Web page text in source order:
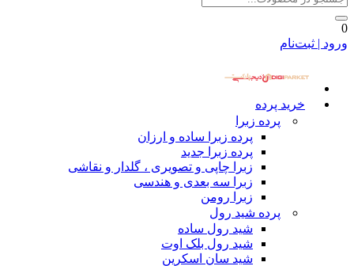
0
ورود | ثبت‌نام
خرید پرده
پرده زبرا
پرده زبرا ساده و ارزان
پرده زبرا جدید
زبرا چاپی و تصویری ، گلدار و نقاشی
زبرا سه بعدی و هندسی
زبرا رومن
پرده شید رول
شید رول ساده
شید رول بلک اوت
شید سان اسکرین